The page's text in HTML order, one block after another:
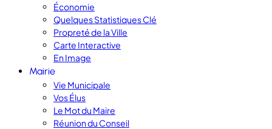
Économie
Quelques Statistiques Clé
Propreté de la Ville
Carte Interactive
En Image
Mairie
Vie Municipale
Vos Élus
Le Mot du Maire
Réunion du Conseil